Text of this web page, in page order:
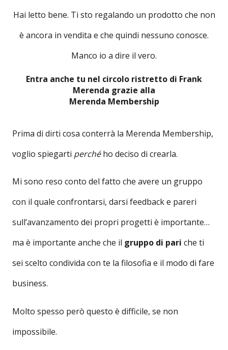
Hai letto bene. Ti sto regalando un prodotto che non
è ancora in vendita e che quindi nessuno conosce.
Manco io a dire il vero.
Entra anche tu nel circolo ristretto di Frank
Merenda grazie alla
Merenda Membership
Prima di dirti cosa conterrà la Merenda Membership,
voglio spiegarti perchého deciso di crearla.
Mi sono reso conto del fatto che avere un gruppo
con il quale confrontarsi, darsi feedback e pareri
sull’avanzamento dei propri progetti è importante…
ma è importante anche che il gruppo di pari che ti
sei scelto condivida con te la filosofia e il modo di fare
business.
Molto spesso però questo è difficile, se non
impossibile.